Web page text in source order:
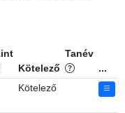
Kötelező
Tanév
...
Kötelező